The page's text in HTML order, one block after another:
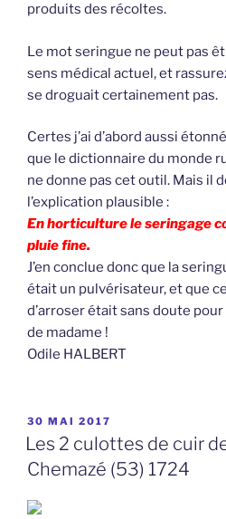
produits des récoltes.
Le mot seringue ne peut pas
sens médical actuel, et
se droguait certainement pas.
Certes j’ai d’abord aussi
que le dictionnaire du monde
ne donne pas cet outil. Mais il
l’explication plausible :
En horticulture le seringage
pluie fine.
J’en conclue donc que la
était un pulvérisateur, et que
d’arroser était sans doute
de madame !
Odile HALBERT
PUBLIÉ
LE
30 MAI 2017
Les 2 culottes de cuir
Chemazé (53) 1724